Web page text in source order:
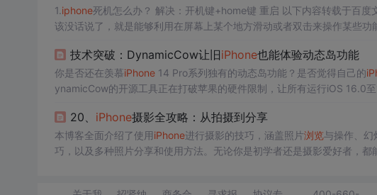
1. iphone
该没话说了，就是能够利用在屏幕上某个地方滑动或者双击来操作某些
技术突破：DynamicCow让旧iPhone也能体验动态岛功能
你是否还在羡慕iPhone14 Pro系列独有的动态岛功能？是否觉得自己的
ynamicCow的开源工具正在打破苹果的硬件限制，让所有运行iOS 16.0
20、 iPhone摄影全攻略：从拍摄到分享
本博客全面介绍了使用iPhone进行摄影的技巧，涵盖照片浏览与操作、幻
巧，以及多种照片分享和使用方法。无论你是初学者还是摄影爱好者，都